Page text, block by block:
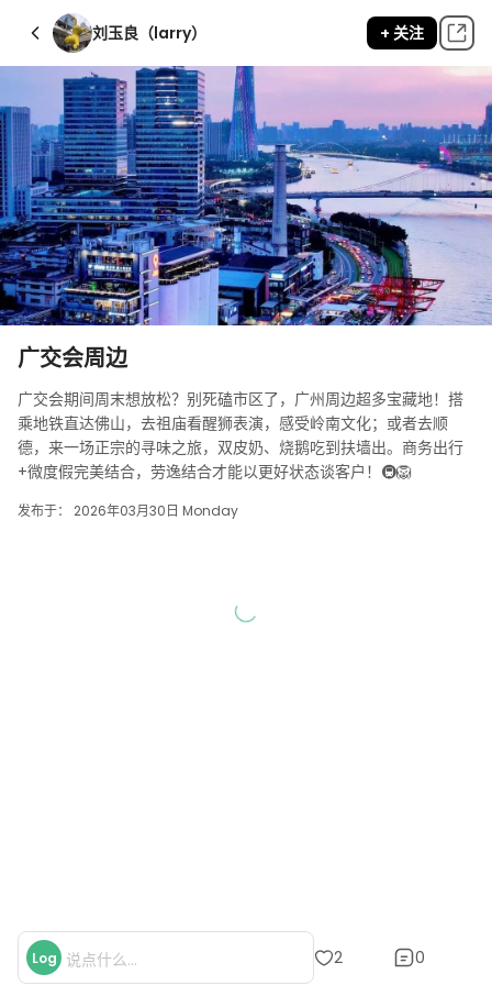
刘玉良（larry） + 关注
广交会周边
广交会期间周末想放松？别死磕市区了，广州周边超多宝藏地！搭
乘地铁直达佛山，去祖庙看醒狮表演，感受岭南文化；或者去顺
德，来一场正宗的寻味之旅，双皮奶、烧鹅吃到扶墙出。商务出行
+微度假完美结合，劳逸结合才能以更好状态谈客户！🚇🦁
发布于： 2026年03月30日 Monday
Log 说点什么... 2 0